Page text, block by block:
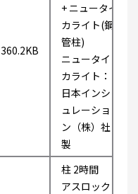
360.2KB
+ ニュータイ
カライト(鋼
管柱)
ニュータイ
カライト：
日本インシ
ュレーショ
ン（株）社
製
柱 2時間
アスロック